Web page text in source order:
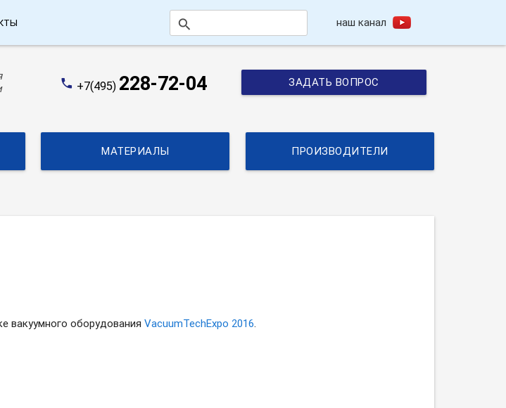
search наш канал
phone +7(495) 228-72-04 ЗАДАТЬ ВОПРОС
МАТЕРИАЛЫ ПРОИЗВОДИТЕЛИ
вакуумного оборудования VacuumTechExpo 2016.